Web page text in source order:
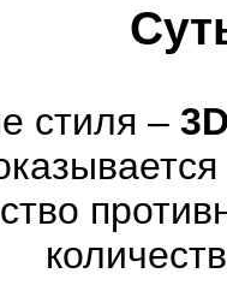
стиля –